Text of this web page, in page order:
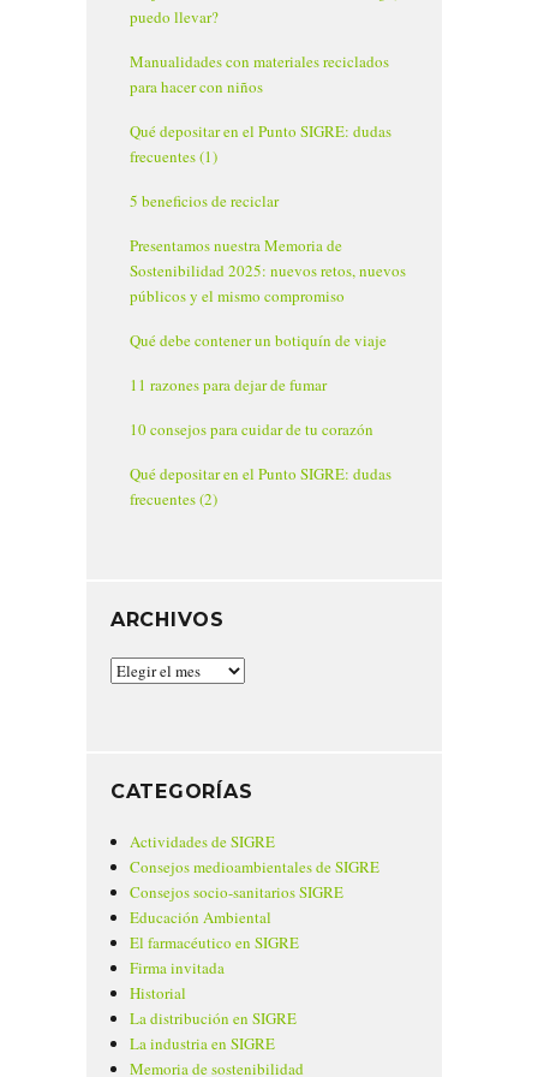
puedo llevar?
Manualidades con materiales reciclados
para hacer con niños
Qué depositar en el Punto SIGRE: dudas
frecuentes (1)
5 beneficios de reciclar
Presentamos nuestra Memoria de
Sostenibilidad 2025: nuevos retos, nuevos
públicos y el mismo compromiso
Qué debe contener un botiquín de viaje
11 razones para dejar de fumar
10 consejos para cuidar de tu corazón
Qué depositar en el Punto SIGRE: dudas
frecuentes (2)
ARCHIVOS
Archivos
CATEGORÍAS
Actividades de SIGRE
Consejos medioambientales de SIGRE
Consejos socio-sanitarios SIGRE
Educación Ambiental
El farmacéutico en SIGRE
Firma invitada
Historial
La distribución en SIGRE
La industria en SIGRE
Memoria de sostenibilidad